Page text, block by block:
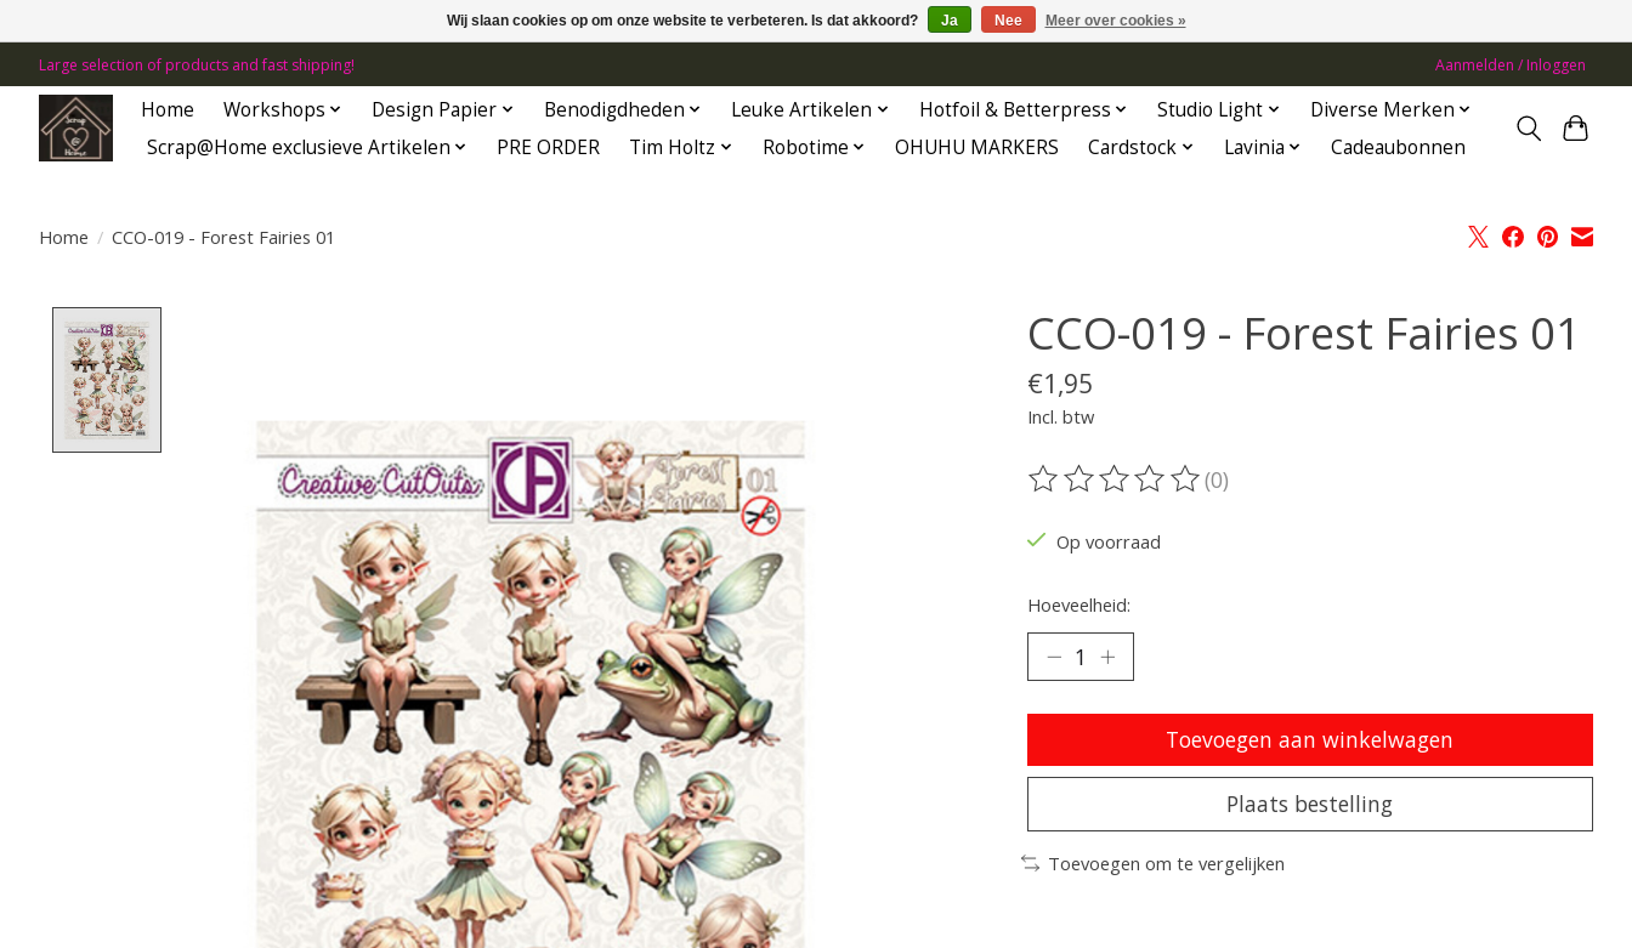
Large selection of products and fast shipping! Aanmelden / Inloggen
Home Workshops Design Papier Benodigdheden Leuke Artikelen Hotfoil & Betterpress Studio Light
Diverse Merken
Scrap@Home exclusieve Artikelen
PRE ORDER Tim Holtz Robotime OHUHU MARKERS Cardstock Lavinia Cadeaubonnen
Home / CCO-019 - Forest Fairies 01
CCO-019 - Forest Fairies 01
€1,95
Incl. btw
De beoordeling van dit product is
(0)
Op voorraad
Hoeveelheid:
Toevoegen aan winkelwagen
Plaats bestelling
Toevoegen om te vergelijken
Wij slaan cookies op om onze website te verbeteren. Is dat akkoord? Ja Nee Meer over cookies »